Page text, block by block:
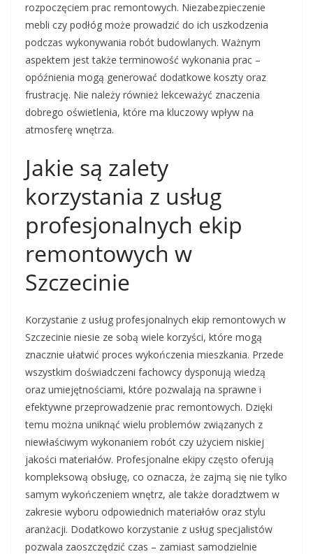
rozpoczęciem prac remontowych. Niezabezpieczenie
mebli czy podłóg może prowadzić do ich uszkodzenia
podczas wykonywania robót budowlanych. Ważnym
aspektem jest także terminowość wykonania prac –
opóźnienia mogą generować dodatkowe koszty oraz
frustrację. Nie należy również lekceważyć znaczenia
dobrego oświetlenia, które ma kluczowy wpływ na
atmosferę wnętrza.
Jakie są zalety
korzystania z usług
profesjonalnych ekip
remontowych w
Szczecinie
Korzystanie z usług profesjonalnych ekip remontowych w
Szczecinie niesie ze sobą wiele korzyści, które mogą
znacznie ułatwić proces wykończenia mieszkania. Przede
wszystkim doświadczeni fachowcy dysponują wiedzą
oraz umiejętnościami, które pozwalają na sprawne i
efektywne przeprowadzenie prac remontowych. Dzięki
temu można uniknąć wielu problemów związanych z
niewłaściwym wykonaniem robót czy użyciem niskiej
jakości materiałów. Profesjonalne ekipy często oferują
kompleksową obsługę, co oznacza, że zajmą się nie tylko
samym wykończeniem wnętrz, ale także doradztwem w
zakresie wyboru odpowiednich materiałów oraz stylu
aranżacji. Dodatkowo korzystanie z usług specjalistów
pozwala zaoszczędzić czas – zamiast samodzielnie